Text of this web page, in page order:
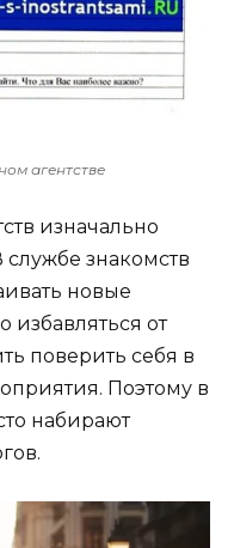
агентстве
изначально
службе знакомств
новые
от
поверить себя в
Поэтому в
набирают